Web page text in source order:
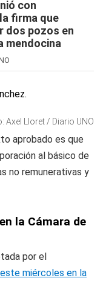
con
firma que
dos pozos en
mendocina
Axel Lloret / Diario UNO
aprobado es que
al básico de
no remunerativas y
la Cámara de
por el
miércoles en la